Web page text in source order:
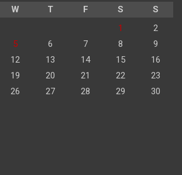
W T F S
S
1
2
5 6 7 8
9
12 13 14 15
16
19 20 21 22
23
26 27 28 29
30